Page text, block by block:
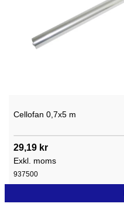
Cellofan 0,7x5 m
29,19 kr
Exkl. moms
937500